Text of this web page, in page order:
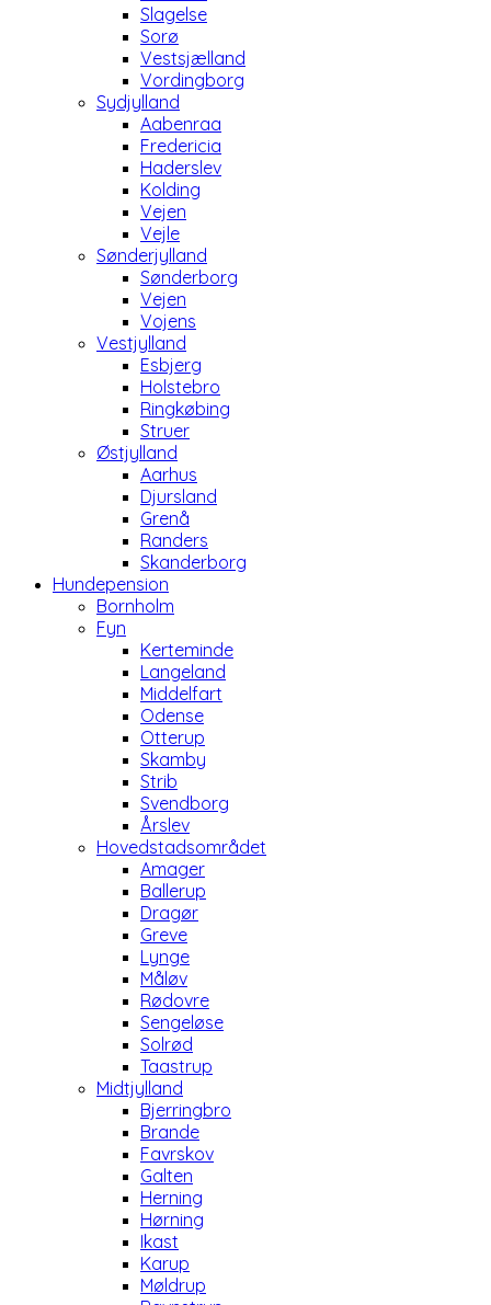
Slagelse
Sorø
Vestsjælland
Vordingborg
Sydjylland
Aabenraa
Fredericia
Haderslev
Kolding
Vejen
Vejle
Sønderjylland
Sønderborg
Vejen
Vojens
Vestjylland
Esbjerg
Holstebro
Ringkøbing
Struer
Østjylland
Aarhus
Djursland
Grenå
Randers
Skanderborg
Hundepension
Bornholm
Fyn
Kerteminde
Langeland
Middelfart
Odense
Otterup
Skamby
Strib
Svendborg
Årslev
Hovedstadsområdet
Amager
Ballerup
Dragør
Greve
Lynge
Måløv
Rødovre
Sengeløse
Solrød
Taastrup
Midtjylland
Bjerringbro
Brande
Favrskov
Galten
Herning
Hørning
Ikast
Karup
Møldrup